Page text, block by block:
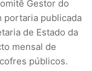
Gestor do
portaria publicada
de Estado da
mensal de
públicos.